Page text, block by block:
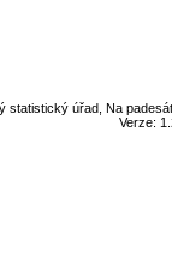
statistický úřad, Na
Verze: